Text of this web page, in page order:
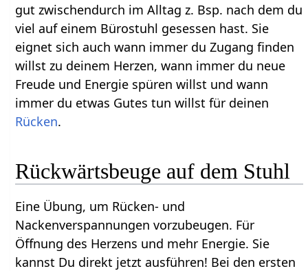
gut zwischendurch im Alltag z. Bsp. nach dem du
viel auf einem Bürostuhl gesessen hast. Sie
eignet sich auch wann immer du Zugang finden
willst zu deinem Herzen, wann immer du neue
Freude und Energie spüren willst und wann
immer du etwas Gutes tun willst für deinen
Rücken.
Rückwärtsbeuge auf dem Stuhl
Eine Übung, um Rücken- und
Nackenverspannungen vorzubeugen. Für
Öffnung des Herzens und mehr Energie. Sie
kannst Du direkt jetzt ausführen! Bei den ersten